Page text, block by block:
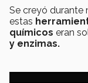
Se creyó
estas
químicos eran
y enzimas.